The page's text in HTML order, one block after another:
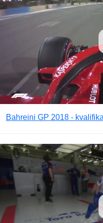
Bahreini GP 2018 -